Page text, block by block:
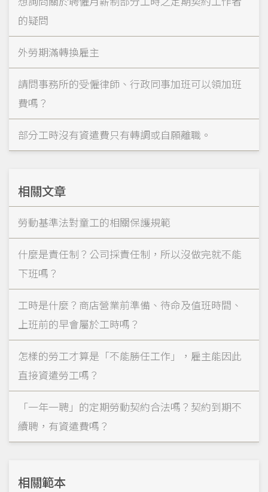
的疑問
外勞期滿轉換雇主
請問事務所的受僱律師、行政同事加班可以領加班
費嗎？
部分工時沒有資遣費只有轉調或自願離職。
相關文章
勞動基準法對童工的相關保護規範
什麼是責任制？公司採責任制，所以沒做完就不能
下班嗎？
工時是什麼？商店營業前準備、待命及值班時間、
上班前的早會屬於工時嗎？
怎樣的勞工才算是「不能勝任工作」，雇主能因此
直接資遣勞工嗎？
「一年一聘」的定期勞動契約合法嗎？契約到期不
續聘，有資遣費嗎？
相關範本